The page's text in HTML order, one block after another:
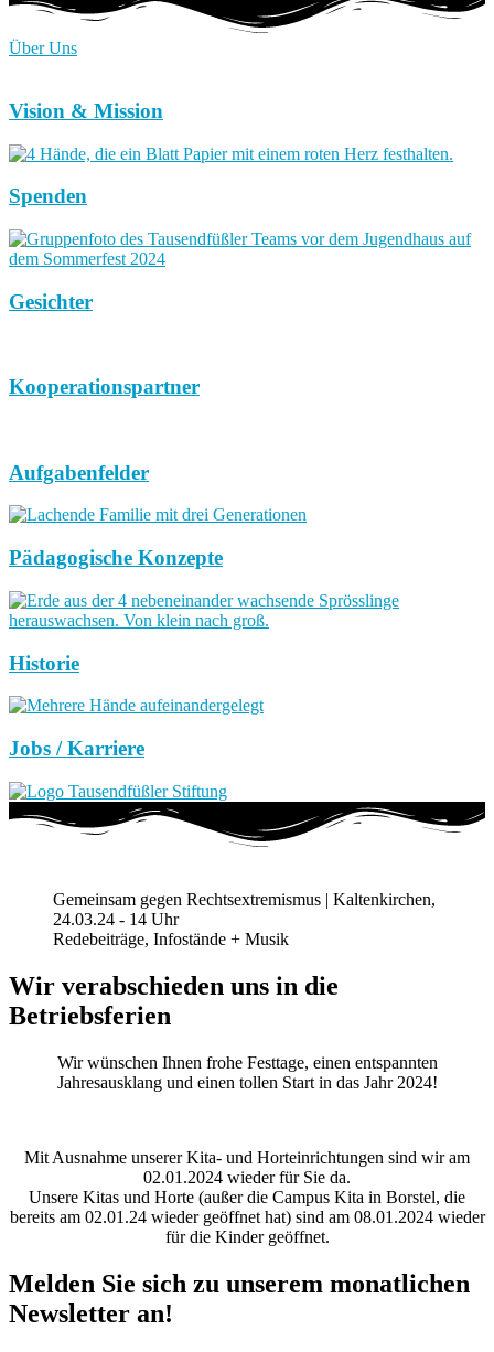
Über Uns
Vision & Mission
Spenden
Gesichter
Kooperationspartner
Aufgabenfelder
Pädagogische Konzepte
Historie
Jobs / Karriere
Gemeinsam gegen Rechtsextremismus | Kaltenkirchen,
24.03.24 - 14 Uhr
Redebeiträge, Infostände + Musik
Wir verabschieden uns in die
Betriebsferien
Wir wünschen Ihnen frohe Festtage, einen entspannten
Jahresausklang und einen tollen Start in das Jahr 2024!
Mit Ausnahme unserer Kita- und Horteinrichtungen sind wir am
02.01.2024 wieder für Sie da.
Unsere Kitas und Horte (außer die Campus Kita in Borstel, die
bereits am 02.01.24 wieder geöffnet hat) sind am 08.01.2024 wieder
für die Kinder geöffnet.
Melden Sie sich zu unserem monatlichen
Newsletter an!